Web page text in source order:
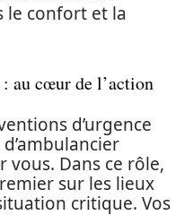
le confort et la
au cœur de l’action
d’urgence
Dans ce rôle,
sur les lieux
critique. Vos